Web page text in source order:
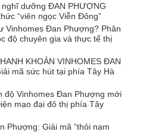
nghĩ dưỡng ĐAN PHƯỢNG
“viên ngọc Viễn Đông”
Vinhomes Đan Phượng? Phân
độ chuyên gia và thực tế thị
KHOẢN VINHOMES ĐAN
mã sức hút tại phía Tây Hà
độ Vinhomes Đan Phượng mới
mạo đại đô thị phía Tây
Phượng: Giải mã “thỏi nam